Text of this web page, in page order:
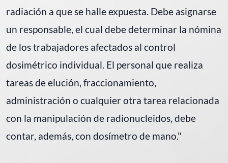
radiación a que se halle expuesta. Debe asignarse
un responsable, el cual debe determinar la nómina
de los trabajadores afectados al control
dosimétrico individual. El personal que realiza
tareas de elución, fraccionamiento,
administración o cualquier otra tarea relacionada
con la manipulación de radionucleidos, debe
contar, además, con dosímetro de mano."